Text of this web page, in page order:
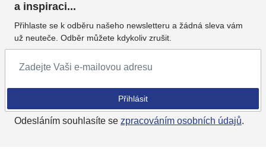
a inspiraci...
Přihlaste se k odběru našeho newsletteru a žádná sleva vám
už neuteče. Odběr můžete kdykoliv zrušit.
Přihlásit
Odesláním souhlasíte se zpracováním osobních údajů.